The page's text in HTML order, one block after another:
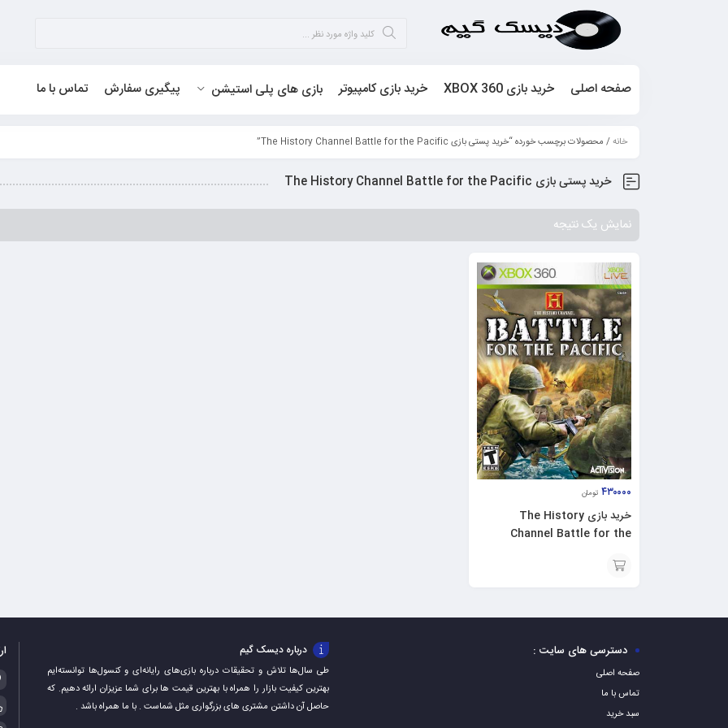
صفحه اصلی خرید بازی XBOX 360 خرید بازی کامپیوتر بازی های پلی استیشن پیگیری سفارش تماس با ما
خانه/ محصولات برچسب خورده “خرید پستی بازی The History Channel Battle for the Pacific”
خرید پستی بازی The History Channel Battle for the Pacific
نمایش یک نتیجه
۴۳۰۰۰۰ تومان
خرید بازی The History
Channel Battle for the
به
دسترسی های سایت :
صفحه اصلی
تماس با ما
سبد خرید
درباره دیسک گیم
طی سال‌ها تلاش و تحقیقات درباره بازی‌های رایانه‌ای و کنسول‌ها توانسته‌ایم
بهترین کیفیت بازار را همراه با بهترین قیمت ها برای شما عزیزان ارائه دهیم. که
حاصل آن داشتن مشتری های بزرگواری مثل شماست . با ما همراه باشد .